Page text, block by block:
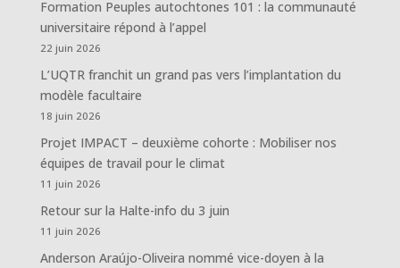
Formation Peuples autochtones 101 : la communauté
universitaire répond à l’appel
22 juin 2026
L’UQTR franchit un grand pas vers l’implantation du
modèle facultaire
18 juin 2026
Projet IMPACT – deuxième cohorte : Mobiliser nos
équipes de travail pour le climat
11 juin 2026
Retour sur la Halte-info du 3 juin
11 juin 2026
Anderson Araújo-Oliveira nommé vice-doyen à la